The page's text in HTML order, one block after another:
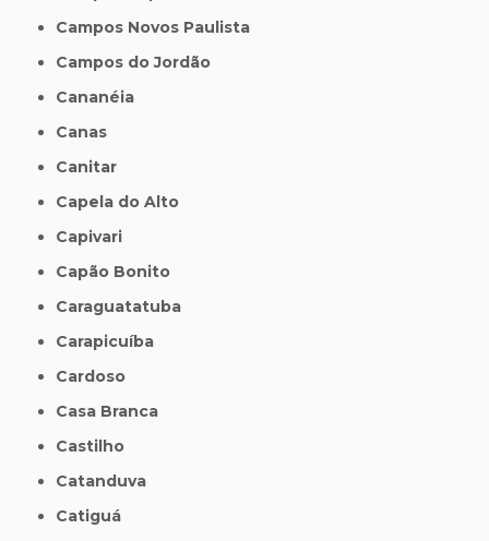
Campos Novos Paulista
Campos do Jordão
Cananéia
Canas
Canitar
Capela do Alto
Capivari
Capão Bonito
Caraguatatuba
Carapicuíba
Cardoso
Casa Branca
Castilho
Catanduva
Catiguá